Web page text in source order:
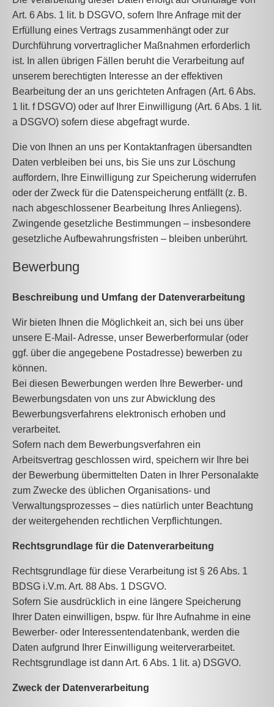
Art. 6 Abs. 1 lit. b DSGVO, sofern Ihre Anfrage mit der
Erfüllung eines Vertrags zusammenhängt oder zur
Durchführung vorvertraglicher Maßnahmen erforderlich
ist. In allen übrigen Fällen beruht die Verarbeitung auf
unserem berechtigten Interesse an der effektiven
Bearbeitung der an uns gerichteten Anfragen (Art. 6 Abs.
1 lit. f DSGVO) oder auf Ihrer Einwilligung (Art. 6 Abs. 1 lit.
a DSGVO) sofern diese abgefragt wurde.
Die von Ihnen an uns per Kontaktanfragen übersandten
Daten verbleiben bei uns, bis Sie uns zur Löschung
auffordern, Ihre Einwilligung zur Speicherung widerrufen
oder der Zweck für die Datenspeicherung entfällt (z. B.
nach abgeschlossener Bearbeitung Ihres Anliegens).
Zwingende gesetzliche Bestimmungen – insbesondere
gesetzliche Aufbewahrungsfristen – bleiben unberührt.
Bewerbung
Beschreibung und Umfang der Datenverarbeitung
Wir bieten Ihnen die Möglichkeit an, sich bei uns über
unsere E-Mail- Adresse, unser Bewerberformular (oder
ggf. über die angegebene Postadresse) bewerben zu
können.
Bei diesen Bewerbungen werden Ihre Bewerber- und
Bewerbungsdaten von uns zur Abwicklung des
Bewerbungsverfahrens elektronisch erhoben und
verarbeitet.
Sofern nach dem Bewerbungsverfahren ein
Arbeitsvertrag geschlossen wird, speichern wir Ihre bei
der Bewerbung übermittelten Daten in Ihrer Personalakte
zum Zwecke des üblichen Organisations- und
Verwaltungsprozesses – dies natürlich unter Beachtung
der weitergehenden rechtlichen Verpflichtungen.
Rechtsgrundlage für die Datenverarbeitung
Rechtsgrundlage für diese Verarbeitung ist § 26 Abs. 1
BDSG i.V.m. Art. 88 Abs. 1 DSGVO.
Sofern Sie ausdrücklich in eine längere Speicherung
Ihrer Daten einwilligen, bspw. für Ihre Aufnahme in eine
Bewerber- oder Interessentendatenbank, werden die
Daten aufgrund Ihrer Einwilligung weiterverarbeitet.
Rechtsgrundlage ist dann Art. 6 Abs. 1 lit. a) DSGVO.
Zweck der Datenverarbeitung